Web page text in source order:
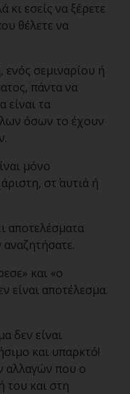
εσείς να ξέρετε
θέλετε να
ενός σεμιναρίου ή
πάντα να
είναι τα
όσων το έχουν
μόνο
στ΄ αυτιά ή
αποτελέσματα
αναζητήσατε.
και «ο
είναι αποτέλεσμα.
δεν είναι
και υπαρκτό!
αλλαγών που ο
του και στη